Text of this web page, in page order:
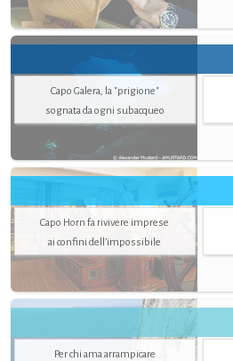
Capo Galera, la "prigione"
sognata da ogni subacqueo
Capo Horn fa rivivere imprese
ai confini dell’impossibile
Per chi ama arrampicare